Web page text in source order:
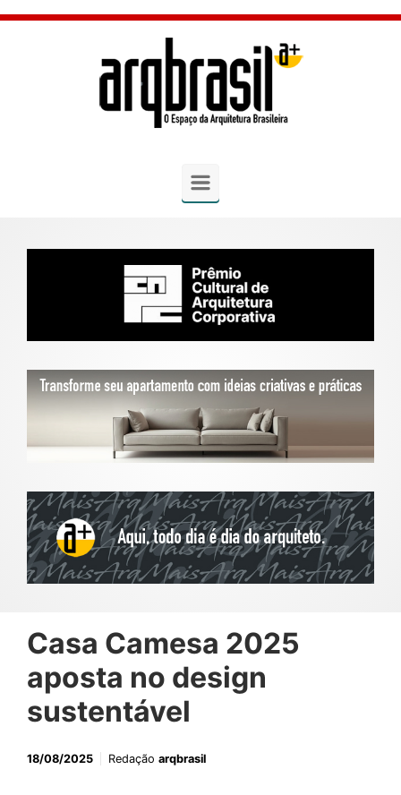
Skip to main content
Casa Camesa 2025
aposta no design
sustentável
18/08/2025 Redação arqbrasil